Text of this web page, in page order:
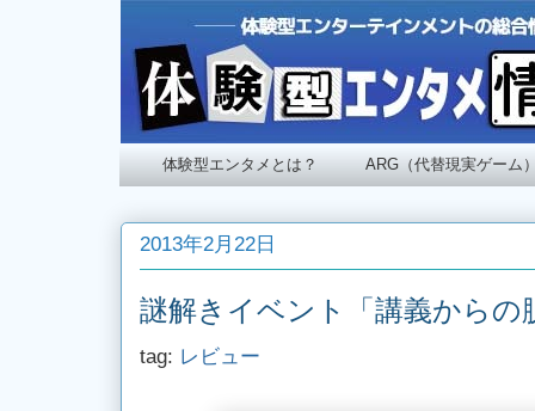
体験型エンタメとは？ ARG（代替現実ゲーム
2013年2月22日
謎解きイベント「講義からの
tag: レビュー